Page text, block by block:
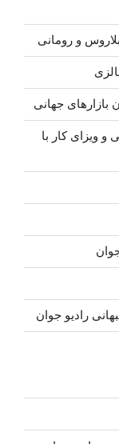
و رومانی
بازارهای جهانی
و ویزای کار با
رادیو جوان